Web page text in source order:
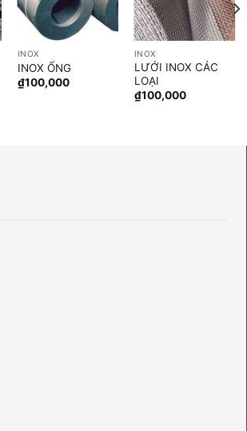
INOX
INOX ỐNG
₫100,000
INOX
LƯỚI INOX CÁC
LOẠI
₫100,000